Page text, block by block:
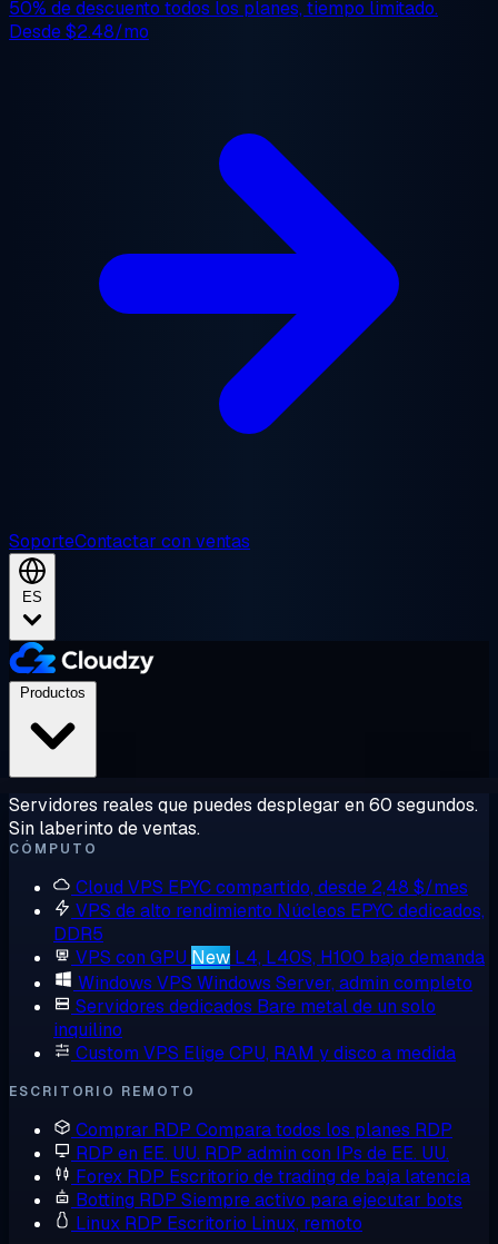
50% de descuento todos los planes, tiempo limitado.
Desde$2.48/mo
SoporteContactar con ventas
ES
Servidores reales que puedes desplegar en 60 segundos.
Sin laberinto de ventas.
CÓMPUTO
Cloud VPS EPYC compartido, desde 2,48 $/mes
VPS de alto rendimiento Núcleos EPYC dedicados,
DDR5
VPS con GPU New L4, L40S, H100 bajo demanda
Windows VPS Windows Server, admin completo
Servidores dedicados Bare metal de un solo
inquilino
Custom VPS Elige CPU, RAM y disco a medida
ESCRITORIO REMOTO
Comprar RDP Compara todos los planes RDP
RDP en EE. UU. RDP admin con IPs de EE. UU.
Forex RDP Escritorio de trading de baja latencia
Botting RDP Siempre activo para ejecutar bots
Linux RDP Escritorio Linux, remoto